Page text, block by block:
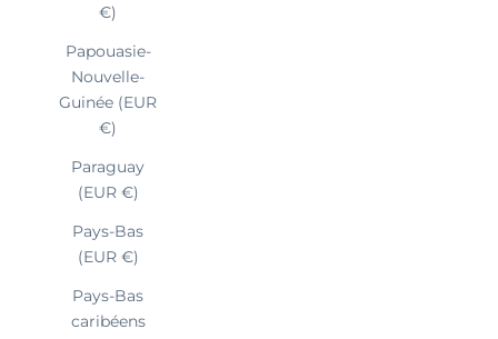
€)
Papouasie-
Nouvelle-
Guinée (EUR
€)
Paraguay
(EUR €)
Pays-Bas
(EUR €)
Pays-Bas
caribéens